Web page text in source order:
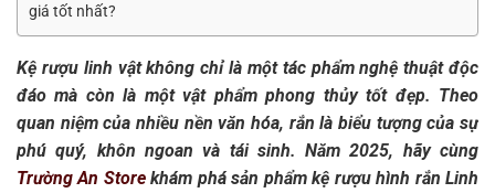
giá tốt nhất?
Kệ rượu linh vật không chỉ là một tác phẩm nghệ thuật độc
đáo mà còn là một vật phẩm phong thủy tốt đẹp. Theo
quan niệm của nhiều nền văn hóa, rắn là biểu tượng của sự
phú quý, khôn ngoan và tái sinh. Năm 2025, hãy cùng
Trường An Storekhám phá sản phẩm kệ rượu hình rắn Linh